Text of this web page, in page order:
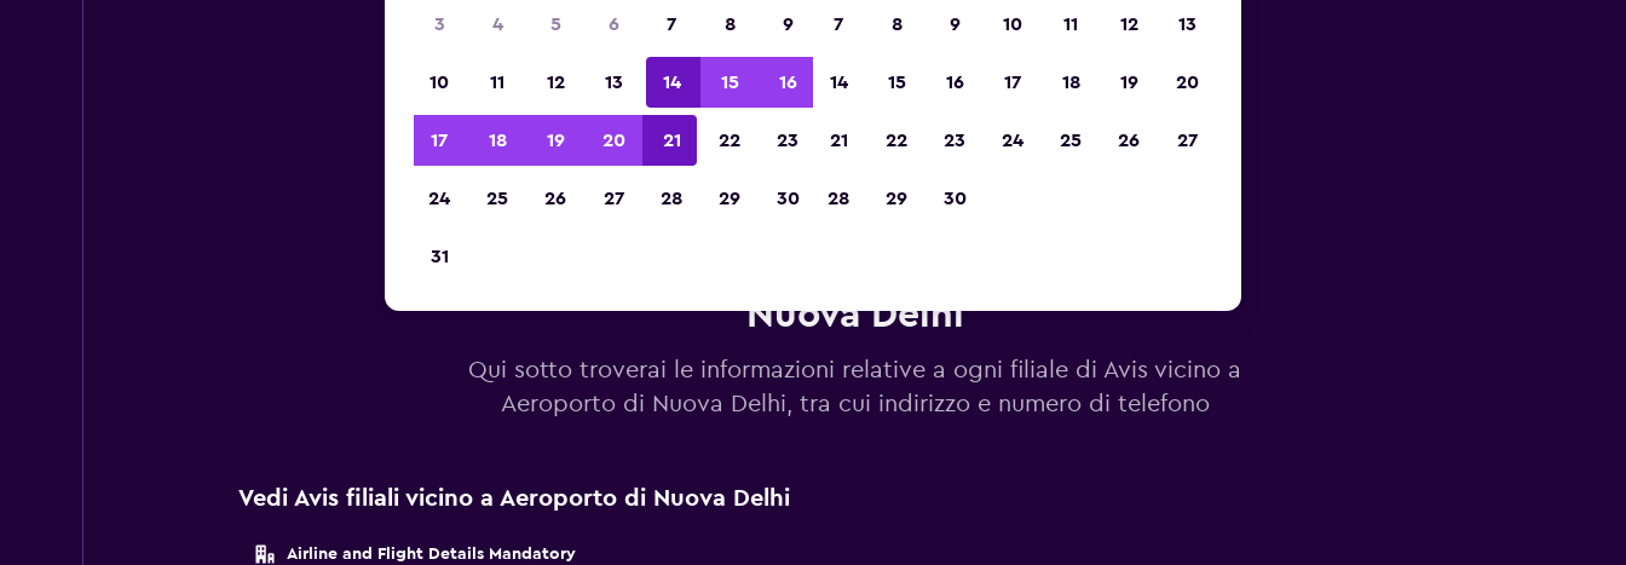
Nuova Delhi
Qui sotto troverai le informazioni relative a ogni filiale di Avis vicino a
Aeroporto di Nuova Delhi, tra cui indirizzo e numero di telefono
Vedi Avis filiali vicino a Aeroporto di Nuova Delhi
Airline and Flight Details Mandatory
3 4 5 6 7 8 9
10 11 12 13 14 15 16
17 18 19 20 21 22 23
24 25 26 27 28 29 30
31
7 8 9 10 11 12 13
14 15 16 17 18 19 20
21 22 23 24 25 26 27
28 29 30